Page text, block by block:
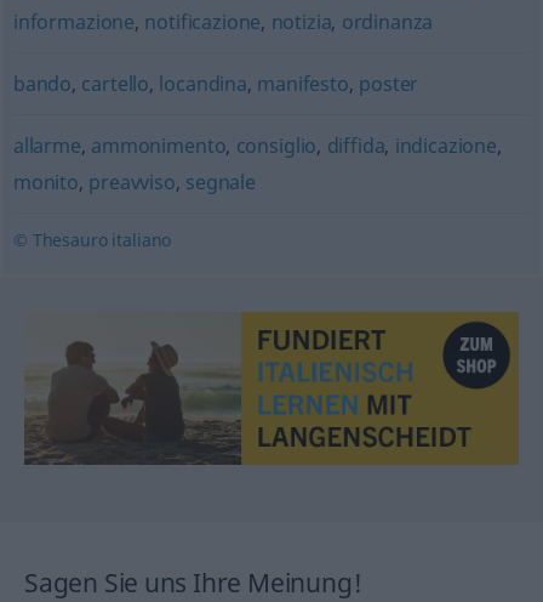
informazione, notificazione, notizia, ordinanza
bando, cartello, locandina, manifesto, poster
allarme, ammonimento, consiglio, diffida, indicazione,
monito, preavviso, segnale
© Thesauro italiano
Sagen Sie uns Ihre Meinung!